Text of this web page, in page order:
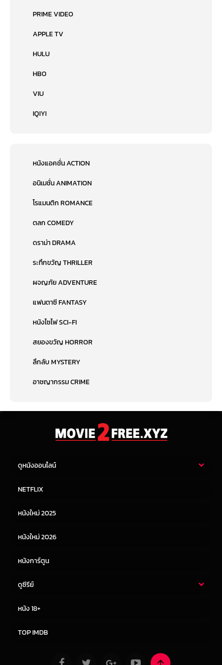
PRIME VIDEO
APPLE TV
HULU
HBO
VIU
IQIYI
หนังแอคชั่น ACTION
อนิเมชั่น ANIMATION
โรแมนติก ROMANCE
ตลก COMEDY
ดราม่า DRAMA
ระทึกขวัญ THRILLER
ผจญภัย ADVENTURE
แฟนตาซี FANTASY
หนังไซไฟ SCI-FI
สยองขวัญ HORROR
ลึกลับ MYSTERY
อาชญากรรม CRIME
ดูหนังออนไลน์
หนังจีน
NETFLIX
หนังใหม่ 2025
หนังใหม่ 2026
หนังการ์ตูน
ดูซีรีย์
หนัง 18+
TOP IMDB